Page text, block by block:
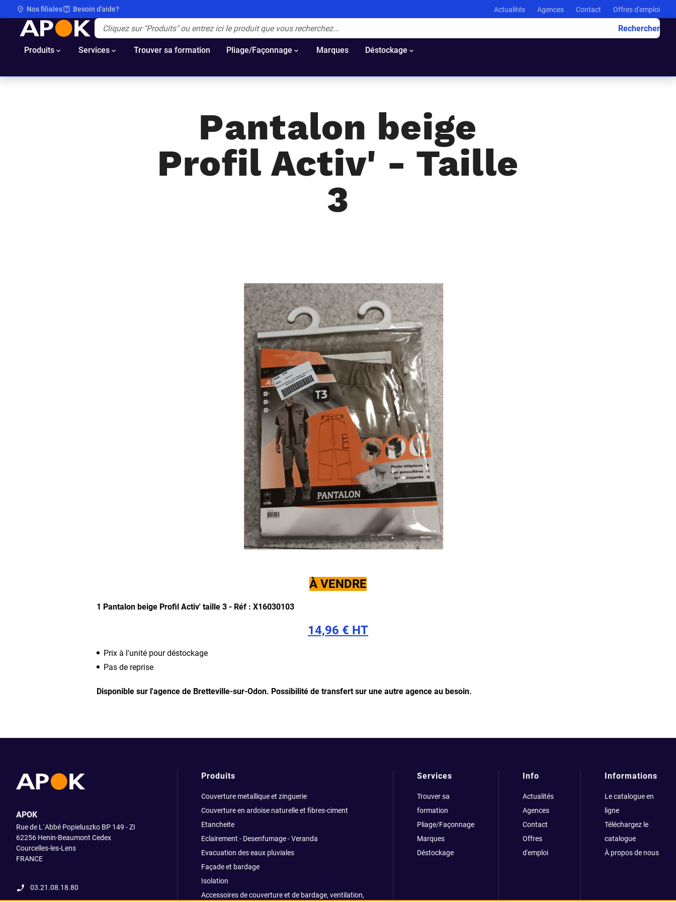
Nos filiales Besoin d'aide? Actualités Agences Contact Offres d'emploi
APOK Rechercher
Produits Services Trouver sa formation Pliage/Façonnage Marques Déstockage
Pantalon beige
Profil Activ' - Taille
3
À VENDRE
1 Pantalon beige Profil Activ' taille 3 - Réf : X16030103
14,96 € HT
Prix à l'unité pour déstockage
Pas de reprise
Disponible sur l'agence de Bretteville-sur-Odon. Possibilité de transfert sur une autre agence au besoin.
APOK
Rue de L´Abbé Popieluszko BP 149 - ZI
62256 Henin-Beaumont Cedex
Courcelles-les-Lens
FRANCE
03.21.08.18.80
Produits
Couverture metallique et zinguerie
Couverture en ardoise naturelle et fibres-ciment
Etancheite
Eclairement - Desenfumage - Veranda
Evacuation des eaux pluviales
Façade et bardage
Isolation
Accessoires de couverture et de bardage, ventilation,
Services
Trouver sa
formation
Pliage/Façonnage
Marques
Déstockage
Info
Actualités
Agences
Contact
Offres
d'emploi
Informations
Le catalogue en
ligne
Téléchargez le
catalogue
À propos de nous